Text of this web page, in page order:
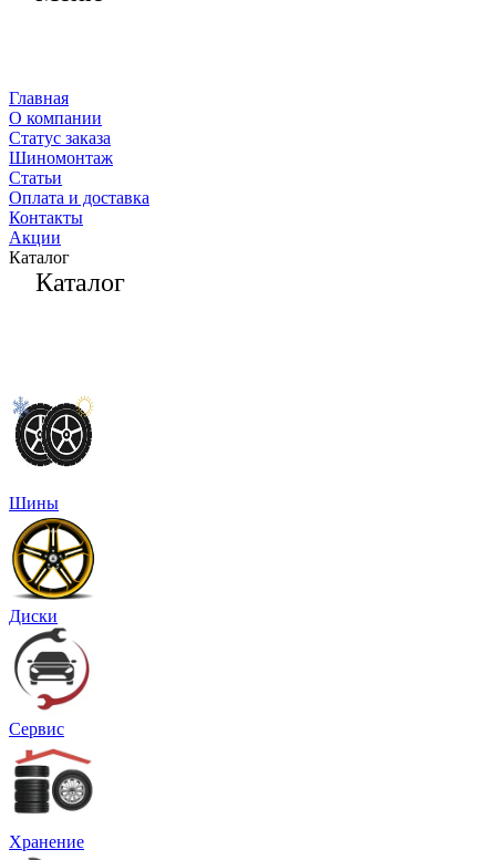
Главная
О компании
Статус заказа
Шиномонтаж
Статьи
Оплата и доставка
Контакты
Акции
Каталог
Каталог
Шины
Диски
Сервис
Хранение